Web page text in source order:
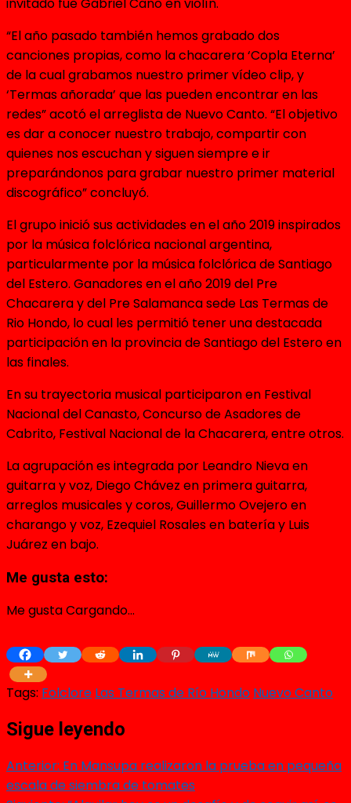
“El año pasado también hemos grabado dos
canciones propias, como la chacarera ‘Copla Eterna’
de la cual grabamos nuestro primer vídeo clip, y
‘Termas añorada’ que las pueden encontrar en las
redes” acotó el arreglista de Nuevo Canto. “El objetivo
es dar a conocer nuestro trabajo, compartir con
quienes nos escuchan y siguen siempre e ir
preparándonos para grabar nuestro primer material
discográfico” concluyó.
El grupo inició sus actividades en el año 2019 inspirados
por la música folclórica nacional argentina,
particularmente por la música folclórica de Santiago
del Estero. Ganadores en el año 2019 del Pre
Chacarera y del Pre Salamanca sede Las Termas de
Rio Hondo, lo cual les permitió tener una destacada
participación en la provincia de Santiago del Estero en
las finales.
En su trayectoria musical participaron en Festival
Nacional del Canasto, Concurso de Asadores de
Cabrito, Festival Nacional de la Chacarera, entre otros.
La agrupación es integrada por Leandro Nieva en
guitarra y voz, Diego Chávez en primera guitarra,
arreglos musicales y coros, Guillermo Ovejero en
charango y voz, Ezequiel Rosales en batería y Luis
Juárez en bajo.
Me gusta esto:
Me gustaCargando...
Tags: Folclore Las Termas de Río Hondo Nuevo Canto
Sigue leyendo
Anterior: En Mansupa realizaron la prueba en pequeña
escala de siembra de tomates